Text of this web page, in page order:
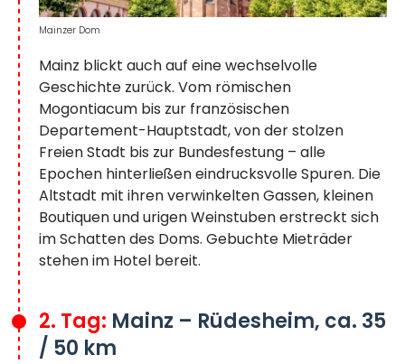
Mainz blickt auch auf eine wechselvolle
Geschichte zurück. Vom römischen
Mogontiacum bis zur französischen
Departement-Hauptstadt, von der stolzen
Freien Stadt bis zur Bundesfestung – alle
Epochen hinterließen eindrucksvolle Spuren. Die
Altstadt mit ihren verwinkelten Gassen, kleinen
Boutiquen und urigen Weinstuben erstreckt sich
im Schatten des Doms. Gebuchte Mieträder
stehen im Hotel bereit.
Mainzer Dom
2. Tag: Mainz – Rüdesheim, ca. 35
/ 50 km